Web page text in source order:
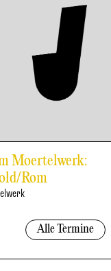
Moertelwerk:
Rom
Alle Termine